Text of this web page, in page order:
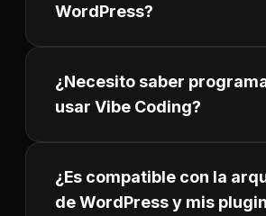
WordPress?
¿Necesito saber
usar Vibe Coding?
¿Es compatible con la
de WordPress y mis